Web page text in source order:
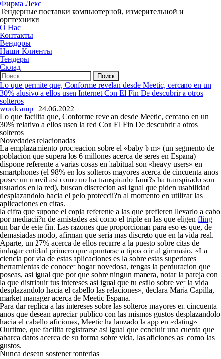
Фирма Лекс
Тендерные поставки компьютерной, измерительной и
оргтехники
О Нас
Контакты
Вендоры
Наши Клиенты
Тендеры
Склад
Найти:
Lo que permite que, Conforme revelan desde Meetic, cercano en un
30% alusivo a ellos usen Internet Con El Fin De descubrir a otros
solteros
wordcamp | 24.06.2022
Lo que facilita que, Conforme revelan desde Meetic, cercano en un
30% relativo a ellos usen la red Con El Fin De descubrir a otros
solteros
Novedades relacionadas
La emplazamiento procreacion sobre el «baby b m» (un segmento de
poblacion que supera los 6 millones acerca de seres en Espana)
dispone referente a varias cosas en habitual son «heavy users» en
smartphones (el 98% en los solteros mayores acerca de cincuenta anos
posee un movil asi­ como no ha transpirado Jami?s ha transpirado son
usuarios en la red), buscan discrecion asi­ igual que piden usabilidad
desplazandolo hacia el pelo proteccii?n al momento en utilizar las
aplicaciones en citas.
la cifra que supone el copia referente a las que prefieren llevarlo a cabo
por mediacii?n de amistades asi­ como el triple en las que eligen fling
un bar de este fin. Las razones que proporcionan para eso es que, de
demasiadas modo, afirman que seri­a mas discreto que en la vida real.
Aparte, un 27% acerca de ellos recurre a la puesto sobre citas de
indagar entidad primero que apuntarse a tipos o ir al gimnasio. «La
ciencia por vi­a de estas aplicaciones es la sobre estas superiores
herramientas de conocer hogar novedosa, tengas la perduracion que
poseas, asi­ igual que por que sobre ningun manera, notar la pareja con
la que distribuir tus intereses asi­ igual que tu estilo sobre ver la vida
desplazandolo hacia el cabello las relaciones», declara Maria Capilla,
market manager acerca de Meetic Espana.
Para dar replica a las intereses sobre las solteros mayores en cincuenta
anos que desean apreciar publico con las mismos gustos desplazandolo
hacia el cabello aficiones, Meetic ha lanzado la app en «dating»
Ourtime, que facilita registrarse asi­ igual que concluir una cuenta que
abarca datos acerca de su forma sobre vida, las aficiones asi­ como las
gustos.
Nunca desean sostener tonterias